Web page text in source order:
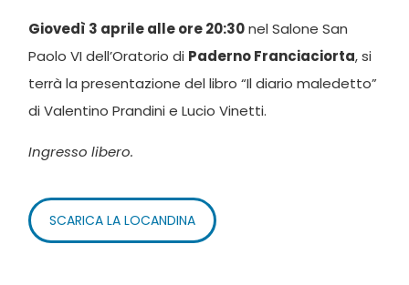
Giovedì 3 aprile alle ore 20:30nel Salone San
Paolo VI dell’Oratorio di Paderno Franciaciorta, si
terrà la presentazione del libro “Il diario maledetto”
di Valentino Prandini e Lucio Vinetti.
Ingresso libero.
SCARICA LA LOCANDINA